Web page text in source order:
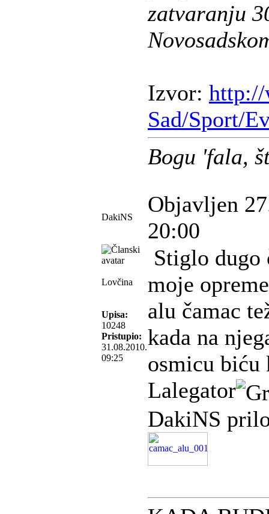
zatvaranju
Izvor:
Sad/Sport/
Bogu 'fala,
DakiNS
Objavljen
20:00
Lovčina
Upisa:
10248
Pristupio:
31.08.2010.
09:25
Stiglo dugo
moje
alu čamac
kada na
osmicu biću
Lalegator
DakiNS